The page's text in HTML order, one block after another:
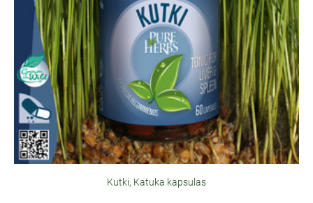
Kutki, Katuka kapsulas